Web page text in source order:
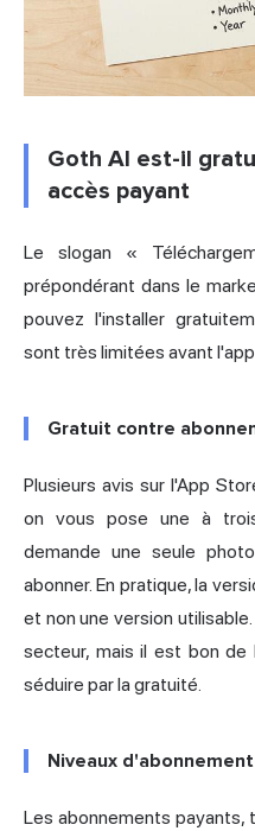
Goth AI est-il
accès payant
Le slogan «
prépondérant dans le
pouvez l'installer
sont très limitées avant
Gratuit contre
Plusieurs avis sur l'App
on vous pose une à
demande une seule
abonner. En pratique, la
et non une version
secteur, mais il est bon de
séduire par la gratuité.
Niveaux d'abonnement
Les abonnements payants,